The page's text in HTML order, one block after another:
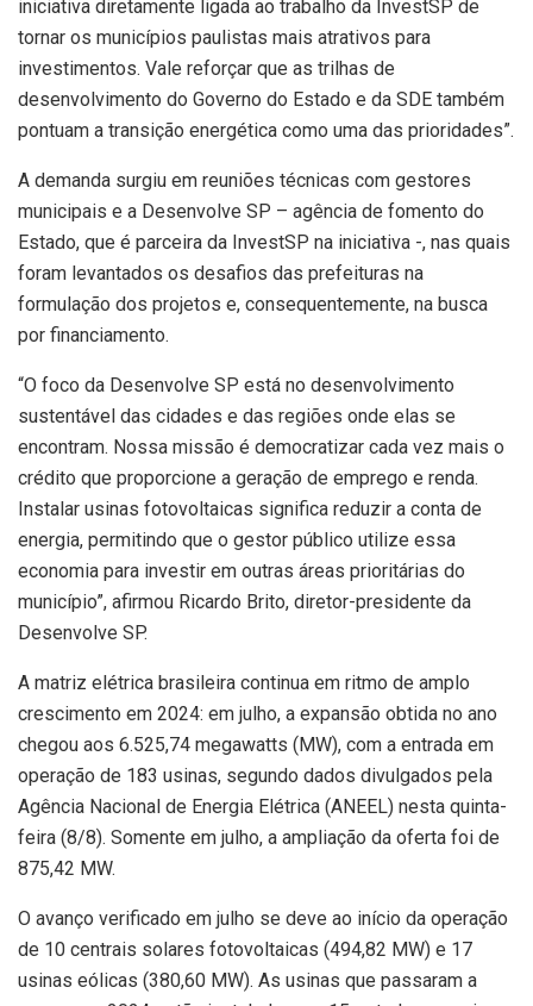
iniciativa diretamente ligada ao trabalho da InvestSP de
tornar os municípios paulistas mais atrativos para
investimentos. Vale reforçar que as trilhas de
desenvolvimento do Governo do Estado e da SDE também
pontuam a transição energética como uma das prioridades”.
A demanda surgiu em reuniões técnicas com gestores
municipais e a Desenvolve SP – agência de fomento do
Estado, que é parceira da InvestSP na iniciativa -, nas quais
foram levantados os desafios das prefeituras na
formulação dos projetos e, consequentemente, na busca
por financiamento.
“O foco da Desenvolve SP está no desenvolvimento
sustentável das cidades e das regiões onde elas se
encontram. Nossa missão é democratizar cada vez mais o
crédito que proporcione a geração de emprego e renda.
Instalar usinas fotovoltaicas significa reduzir a conta de
energia, permitindo que o gestor público utilize essa
economia para investir em outras áreas prioritárias do
município”, afirmou Ricardo Brito, diretor-presidente da
Desenvolve SP.
A matriz elétrica brasileira continua em ritmo de amplo
crescimento em 2024: em julho, a expansão obtida no ano
chegou aos 6.525,74 megawatts (MW), com a entrada em
operação de 183 usinas, segundo dados divulgados pela
Agência Nacional de Energia Elétrica (ANEEL) nesta quinta-
feira (8/8). Somente em julho, a ampliação da oferta foi de
875,42 MW.
O avanço verificado em julho se deve ao início da operação
de 10 centrais solares fotovoltaicas (494,82 MW) e 17
usinas eólicas (380,60 MW). As usinas que passaram a